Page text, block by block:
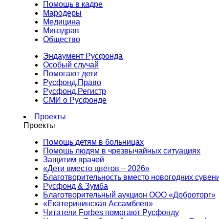
Помощь в кадре
Мародеры
Медицина
Минздрав
Общество
Эндаумент Русфонда
Особый случай
Помогают дети
Русфонд.Право
Русфонд.Регистр
СМИ о Русфонде
Проекты
Проекты
Помощь детям в больницах
Помощь людям в чрезвычайных ситуациях
Защитим врачей
«Дети вместо цветов – 2026»
Благотворительность вместо новогодних
Русфонд & Зумба
Благотворительный аукцион ООО «Доброторг»
«Екатерининская Ассамблея»
Читатели Forbes помогают Русфонду